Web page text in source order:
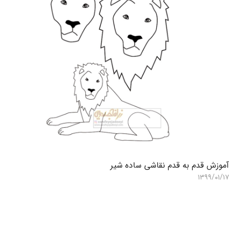
آموزش قدم به قدم نقاشی ساده شیر
۱۳۹۹/۰۱/۱۷